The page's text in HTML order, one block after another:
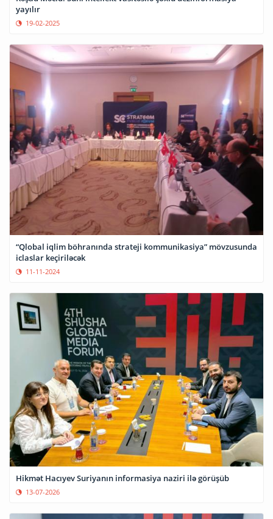
yayılır
19-02-2025
“Qlobal iqlim böhranında strateji kommunikasiya” mövzusunda
iclaslar keçiriləcək
11-11-2024
Hikmət Hacıyev Suriyanın informasiya naziri ilə görüşüb
13-07-2026